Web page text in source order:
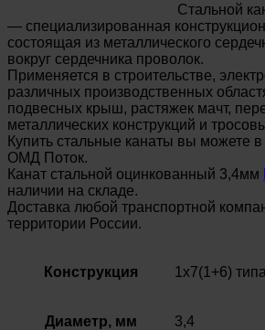
Стальной
— специализированная
состоящая из металлического
вокруг сердечника проволок.
Применяется в строительстве,
различных производственных
подвесных крыш, растяжек мачт,
металлических конструкций и
Купить стальные канаты вы можете в
ОМД Поток.
Канат стальной оцинкованный 3,4мм
наличии на складе.
Доставка любой транспортной
территории России.
Конструкция 1х7(1+6)
Диаметр, мм 3,4